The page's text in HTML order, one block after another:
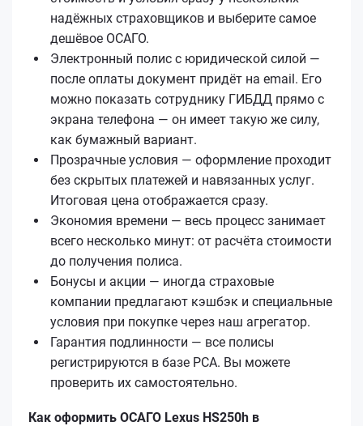
надёжных страховщиков и выберите самое
дешёвое ОСАГО.
Электронный полис с юридической силой —
после оплаты документ придёт на email. Его
можно показать сотруднику ГИБДД прямо с
экрана телефона — он имеет такую же силу,
как бумажный вариант.
Прозрачные условия — оформление проходит
без скрытых платежей и навязанных услуг.
Итоговая цена отображается сразу.
Экономия времени — весь процесс занимает
всего несколько минут: от расчёта стоимости
до получения полиса.
Бонусы и акции — иногда страховые
компании предлагают кэшбэк и специальные
условия при покупке через наш агрегатор.
Гарантия подлинности — все полисы
регистрируются в базе РСА. Вы можете
проверить их самостоятельно.
Как оформить ОСАГО Lexus HS250h в